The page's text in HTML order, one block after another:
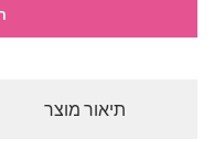
תיאור מוצר